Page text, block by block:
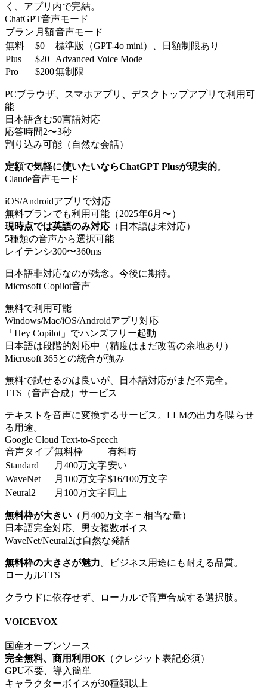
く、アプリ内で完結。
ChatGPT音声モード
プラン 月額音声モード
無料
$0
標準版（GPT-4o mini）、日額制限あり
Plus
$20
Advanced Voice Mode
Pro
$200無制限
PCブラウザ、スマホアプリ、デスクトップアプリで利用可
能
日本語含む50言語対応
応答時間2〜3秒
割り込み可能（自然な会話）
定額で気軽に使いたいならChatGPT Plusが現実的。
Claude音声モード
iOS/Androidアプリで対応
無料プランでも利用可能（2025年6月〜）
現時点では英語のみ対応 （日本語は未対応）
5種類の音声から選択可能
レイテンシ300〜360ms
日本語非対応なのが残念。今後に期待。
Microsoft Copilot音声
無料で利用可能
Windows/Mac/iOS/Androidアプリ対応
「Hey Copilot」でハンズフリー起動
日本語は段階的対応中（精度はまだ改善の余地あり）
Microsoft 365との統合が強み
無料で試せるのは良いが、日本語対応がまだ不完全。
TTS（音声合成）サービス
テキストを音声に変換するサービス。LLMの出力を喋らせ
る用途。
Google Cloud Text-to-Speech
音声タイプ無料枠
有料時
Standard
月400万文字安い
WaveNet
月100万文字$16/100万文字
Neural2
月100万文字 同上
無料枠が大きい （月400万文字 = 相当な量）
日本語完全対応、男女複数ボイス
WaveNet/Neural2は自然な発話
無料枠の大きさが魅力。ビジネス用途にも耐える品質。
ローカルTTS
クラウドに依存せず、ローカルで音声合成する選択肢。
VOICEVOX
国産オープンソース
完全無料、商用利用OK （クレジット表記必須）
GPU不要、導入簡単
キャラクターボイスが30種類以上